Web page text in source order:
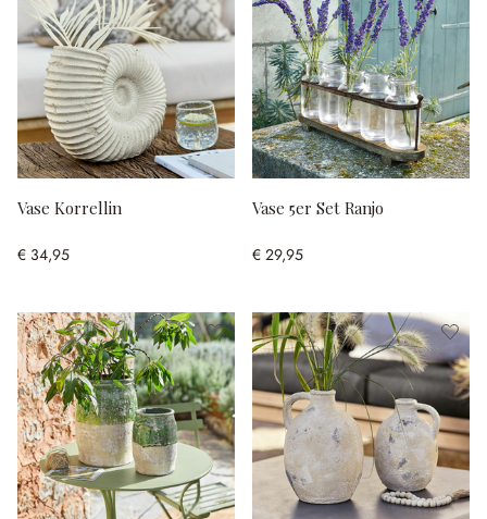
Vase Korrellin
€ 34,95
Vase 5er Set Ranjo
€ 29,95